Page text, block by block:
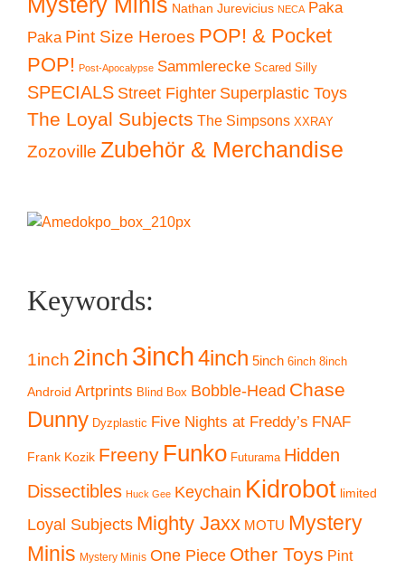
Mystery Minis Nathan Jurevicius NECA Paka
Paka Pint Size Heroes POP! & Pocket
POP! Post-Apocalypse Sammlerecke Scared Silly
SPECIALS Street Fighter Superplastic Toys
The Loyal Subjects The Simpsons XXRAY
Zozoville Zubehör & Merchandise
Keywords:
1inch 2inch 3inch4inch 5inch 6inch 8inch
Android Artprints Blind Box Bobble-Head Chase
Dunny Dyzplastic Five Nights at Freddy’s FNAF
Frank Kozik Freeny Funko Futurama Hidden
Dissectibles Huck Gee Keychain Kidrobot limited
Loyal Subjects Mighty Jaxx MOTU Mystery
Minis Mystery Minis One Piece Other Toys Pint